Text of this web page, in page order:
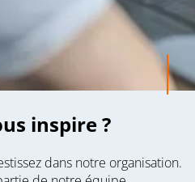
inspire ?
dans notre organisation.